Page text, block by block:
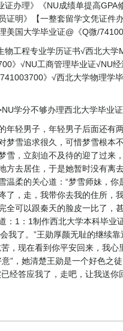
办理》《NU成绩单提高
明》【一整套留学文凭证件
国大学毕业证@《Q微/
工程专业学历证书√西北大
》√NU工商管理毕业证√NU
》√西北大学物理学
学分不够办理西北大学毕业
轻男子，年轻男子后面还有
雪追求很久，可惜梦雪根本
，立刻迫不及待的迎了过来
去居住，于是她暂时没有离
柔的关心道：“梦雪师妹，
，走，我带你去我的住所，
可以跟秦天的脸皮一比了，
1：1制作西北大学本科毕
我了。”王勋厚颜无耻的继续
，现在看到你平安回来，我
”，她清楚王勋是一个好色
经答应我了，走吧，让我送